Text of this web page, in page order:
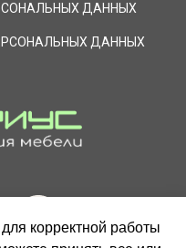
ДАННЫХ
ДАННЫХ
корректной работы